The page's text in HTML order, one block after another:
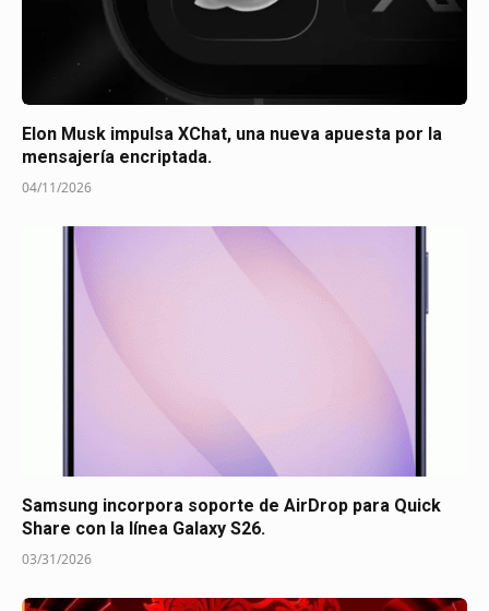
Elon Musk impulsa XChat, una nueva apuesta por la
mensajería encriptada.
04/11/2026
Samsung incorpora soporte de AirDrop para Quick
Share con la línea Galaxy S26.
03/31/2026